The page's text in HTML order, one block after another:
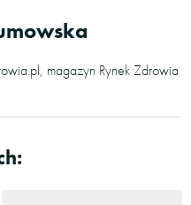
magazyn Rynek Zdrowia